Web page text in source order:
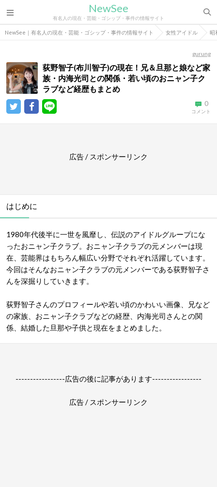
NewSee
有名人の現在・芸能・ゴシップ・事件の情報サイト
NewSee｜有名人の現在・芸能・ゴシップ・事件の情報サイト 女性アイドル 昭
gurung
荻野智子(布川智子)の現在！兄＆旦那と娘など家
族・内海光司との関係・若い頃のおニャン子ク
ラブなど経歴もまとめ
0
コメント
広告 / スポンサーリンク
はじめに
1980年代後半に一世を風靡し、伝説のアイドルグループにな
ったおニャン子クラブ。おニャン子クラブの元メンバーは現
在、芸能界はもちろん幅広い分野でそれぞれ活躍しています。
今回はそんなおニャン子クラブの元メンバーである荻野智子さ
んを深掘りしていきます。
荻野智子さんのプロフィールや若い頃のかわいい画像、兄など
の家族、おニャン子クラブなどの経歴、内海光司さんとの関
係、結婚した旦那や子供と現在をまとめました。
-----------------広告の後に記事があります-----------------
広告 / スポンサーリンク